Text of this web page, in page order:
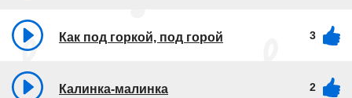
Как под горкой, под горой 3
Калинка-малинка 2